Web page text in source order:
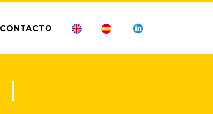
CONTACTO